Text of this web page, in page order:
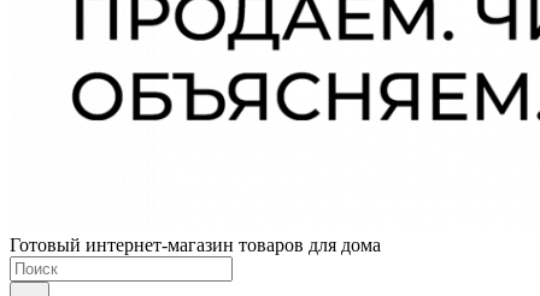
Готовый интернет-магазин товаров для дома